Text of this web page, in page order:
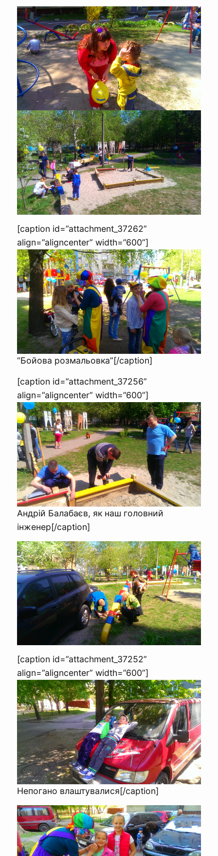
[caption id=”attachment_37262”
align=”aligncenter” width=”600”]
“Бойова розмальовка”[/caption]
[caption id=”attachment_37256”
align=”aligncenter” width=”600”]
Андрій Балабаєв, як наш головний
інженер[/caption]
[caption id=”attachment_37252”
align=”aligncenter” width=”600”]
Непогано влаштувалися[/caption]